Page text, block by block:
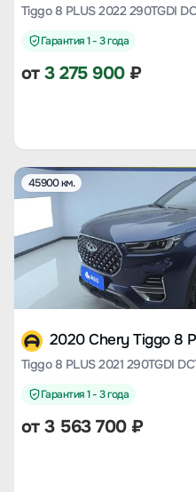
Tiggo 8 PLUS 2022 290TGDI
Гарантия 1 - 3 года
от3 275 900₽
45900 км.
2020 Chery Tiggo 8
Tiggo 8 PLUS 2021 290TGDI
Гарантия 1 - 3 года
от3 563 700₽